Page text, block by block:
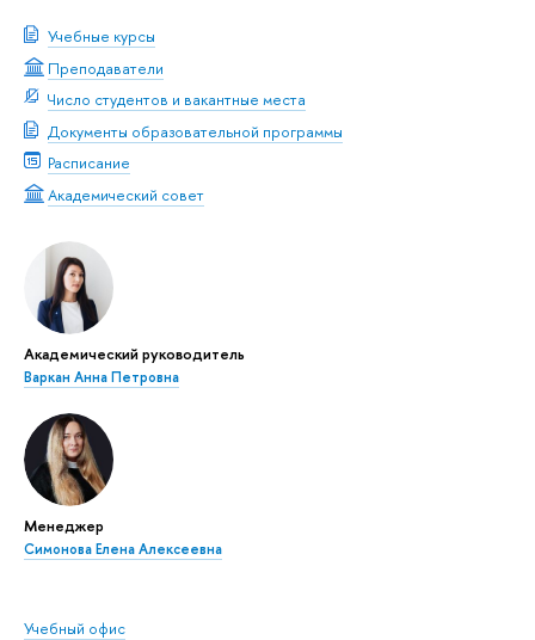
Учебные курсы
Преподаватели
Число студентов и вакантные места
Документы образовательной программы
Расписание
Академический совет
Академический руководитель
Варкан Анна Петровна
Менеджер
Симонова Елена Алексеевна
Учебный офис